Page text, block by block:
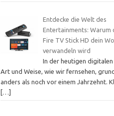
Entdecke die Welt des
Entertainments: Warum
Fire TV Stick HD dein
verwandeln wird
In der heutigen
Art und Weise, wie wir fernsehen,
anders als noch vor einem Jahrzehnt.
[…]